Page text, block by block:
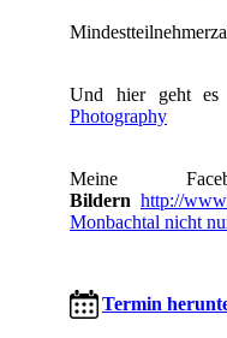
Und hier geht
Photography
Meine
Bildern http://
Monbachtal nicht
Termin